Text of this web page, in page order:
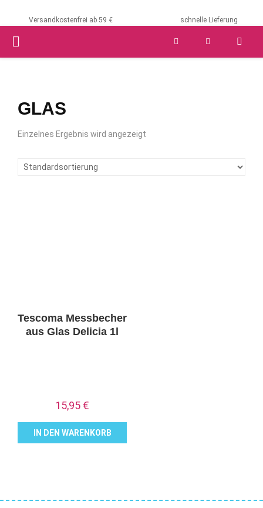
Versandkostenfrei ab 59 € schnelle Lieferung
PRIMARY
GLAS
Einzelnes Ergebnis wird angezeigt
Tescoma Messbecher
aus Glas Delicia 1l
15,95 €
IN DEN WARENKORB